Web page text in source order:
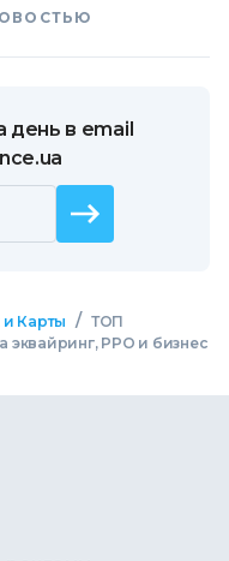
день в email
и Карты / ТОП
эквайринг, РРО и бизнес